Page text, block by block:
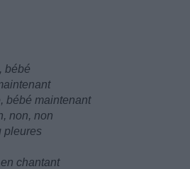
bébé
bébé maintenant
non, non
pleures
chantant